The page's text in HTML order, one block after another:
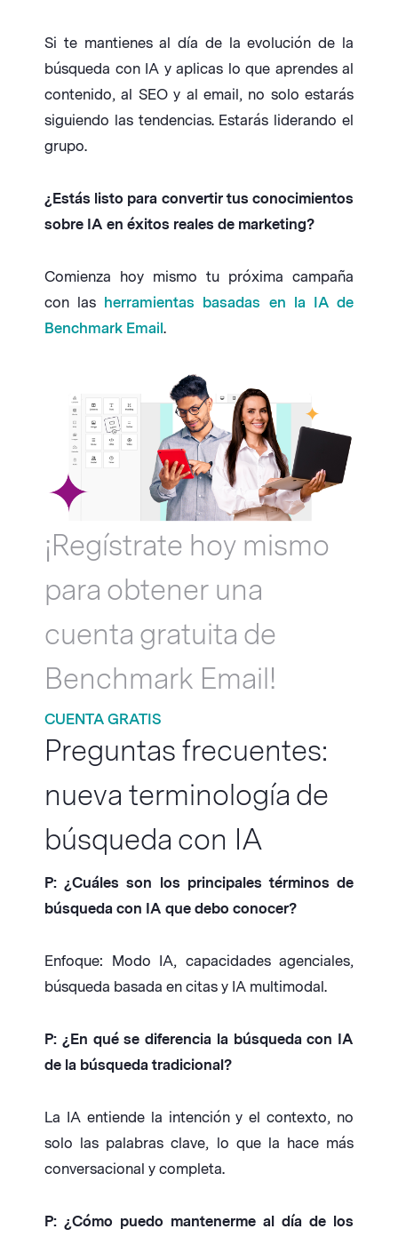
Si te mantienes al día de la evolución de la
búsqueda con IA y aplicas lo que aprendes al
contenido, al SEO y al email, no solo estarás
siguiendo las tendencias. Estarás liderando el
grupo.
¿Estás listo para convertir tus conocimientos
sobre IA en éxitos reales de marketing?
Comienza hoy mismo tu próxima campaña
con las herramientas basadas en la IA de
Benchmark Email.
¡Regístrate hoy mismo
para obtener una
cuenta gratuita de
Benchmark Email!
CUENTA GRATIS
Preguntas frecuentes:
nueva terminología de
búsqueda con IA
P: ¿Cuáles son los principales términos de
búsqueda con IA que debo conocer?
Enfoque: Modo IA, capacidades agenciales,
búsqueda basada en citas y IA multimodal.
P: ¿En qué se diferencia la búsqueda con IA
de la búsqueda tradicional?
La IA entiende la intención y el contexto, no
solo las palabras clave, lo que la hace más
conversacional y completa.
P: ¿Cómo puedo mantenerme al día de los